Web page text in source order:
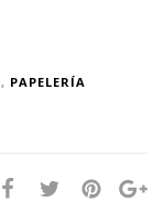
, PAPELERÍA